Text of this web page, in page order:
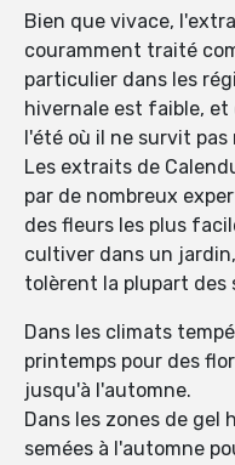
Bien que vivace,
couramment traité
particulier dans les
hivernale est faible,
l'été où il ne survit pas
Les extraits de
par de nombreux
des fleurs les plus
cultiver dans un
tolèrent la plupart des
Dans les climats
printemps pour des
jusqu'à l'automne.
Dans les zones de gel
semées à l'automne